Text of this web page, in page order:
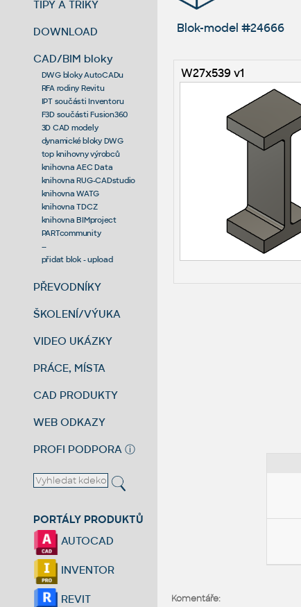
TIPY A TRIKY
DOWNLOAD
CAD/BIM bloky
DWG bloky AutoCADu
RFA rodiny Revitu
IPT součásti Inventoru
F3D součásti Fusion360
3D CAD modely
dynamické bloky DWG
top knihovny výrobců
knihovna AEC Data
knihovna RUG-CADstudio
knihovna WATG
knihovna TDCZ
knihovna BIMproject
PARTcommunity
--
přidat blok - upload
PŘEVODNÍKY
ŠKOLENÍ/VÝUKA
VIDEO UKÁZKY
PRÁCE, MÍSTA
CAD PRODUKTY
WEB ODKAZY
PROFI PODPORA ⓘ
PORTÁLY PRODUKTŮ
AUTOCAD
INVENTOR
REVIT
Blok-model #24666
W27x539 v1
Komentáře: